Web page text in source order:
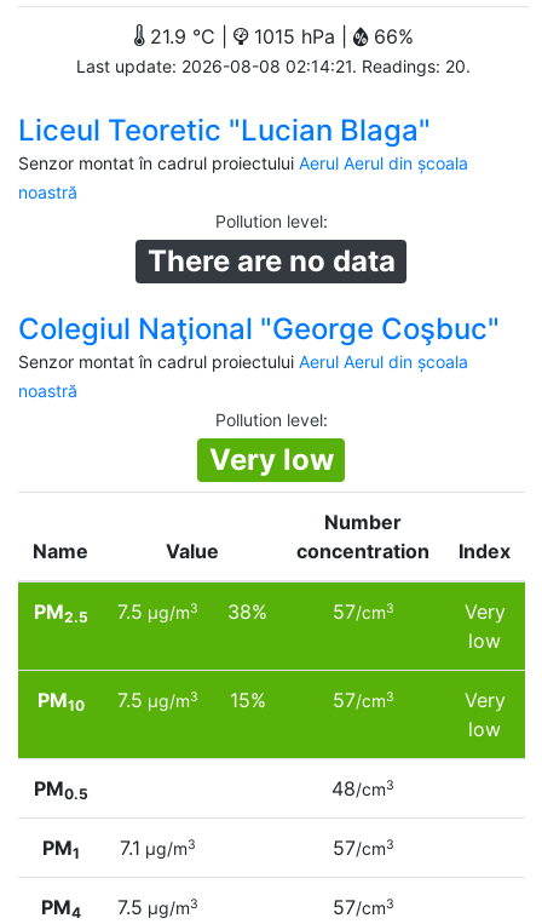
21.9 °C | 1015 hPa | 66%
Last update: 2026-08-08 02:14:21. Readings: 20.
Liceul Teoretic "Lucian Blaga"
Senzor montat în cadrul proiectului Aerul Aerul din școala
noastră
Pollution level:
There are no data
Colegiul Naţional "George Coşbuc"
Senzor montat în cadrul proiectului Aerul Aerul din școala
noastră
Pollution level:
Very low
Name Value
Number
concentration
Index
PM2.5 7.5 µg/m3 38% 57/cm3
Very
low
PM10 7.5 µg/m3 15% 57/cm3
Very
low
PM0.5 48/cm3
PM1 7.1 µg/m3 57/cm3
PM4 7.5 µg/m3 57/cm3